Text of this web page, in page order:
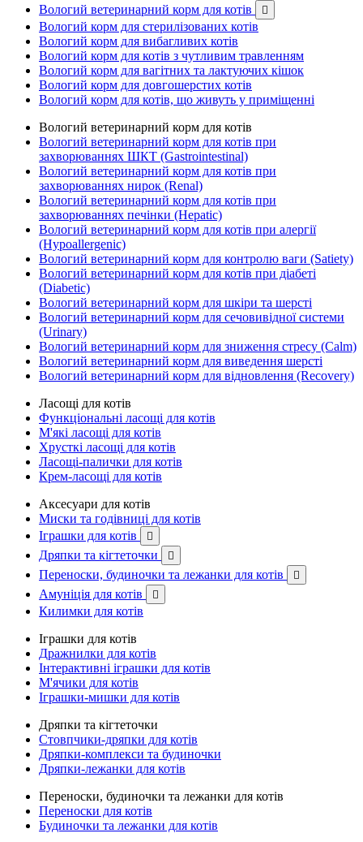
Вологий ветеринарний корм для котів

Вологий корм для стерилізованих котів
Вологий корм для вибагливих котів
Вологий корм для котів з чутливим травленням
Вологий корм для вагітних та лактуючих кішок
Вологий корм для довгошерстих котів
Вологий корм для котів, що живуть у приміщенні
Вологий ветеринарний корм для котів
Вологий ветеринарний корм для котів при
захворюваннях ШКТ (Gastrointestinal)
Вологий ветеринарний корм для котів при
захворюваннях нирок (Renal)
Вологий ветеринарний корм для котів при
захворюваннях печінки (Hepatic)
Вологий ветеринарний корм для котів при алергії
(Hypoallergenic)
Вологий ветеринарний корм для контролю ваги (Satiety)
Вологий ветеринарний корм для котів при діабеті
(Diabetic)
Вологий ветеринарний корм для шкіри та шерсті
Вологий ветеринарний корм для сечовивідної системи
(Urinary)
Вологий ветеринарний корм для зниження стресу (Calm)
Вологий ветеринарний корм для виведення шерсті
Вологий ветеринарний корм для відновлення (Recovery)
Ласощі для котів
Функціональні ласощі для котів
М'які ласощі для котів
Хрусткі ласощі для котів
Ласощі-палички для котів
Крем-ласощі для котів
Аксесуари для котів
Миски та годівниці для котів
Іграшки для котів

Дряпки та кігтеточки 
Переноски, будиночки та лежанки для котів 
Амуніція для котів 
Килимки для котів
Іграшки для котів
Дражнилки для котів
Інтерактивні іграшки для котів
М'ячики для котів
Іграшки-мишки для котів
Дряпки та кігтеточки
Стовпчики-дряпки для котів
Дряпки-комплекси та будиночки
Дряпки-лежанки для котів
Переноски, будиночки та лежанки для котів
Переноски для котів
Будиночки та лежанки для котів